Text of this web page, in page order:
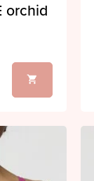
orchid